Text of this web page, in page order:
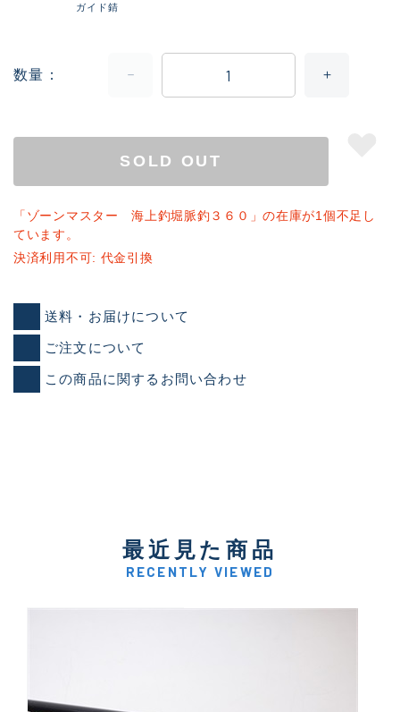
ガイド錆
数量
SOLD OUT
「ゾーンマスター 海上釣堀脈釣３６０」の在庫が1個不足し
ています。
決済利用不可: 代金引換
送料・お届けについて
ご注文について
この商品に関するお問い合わせ
最近見た商品
RECENTLY VIEWED